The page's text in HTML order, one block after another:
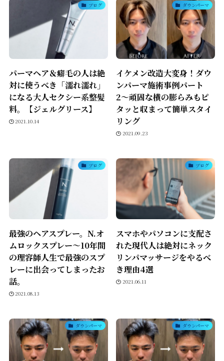
ブログ
パーマヘア＆癖毛の人は絶
対に使うべき「濡れ濡れ」
になる大人セクシー系整髪
料。【ジェルグリース】
2021.10.14
ダウンパーマ
イケメン改造大変身！ダウ
ンパーマ施術事例パート
2〜頑固な横の膨らみもピ
タッと収まって簡単スタイ
リング
2021.09.23
ブログ
最強のヘアスプレー。N.オ
ムロックスプレー〜10年間
の理容師人生で最強のスプ
レーに出会ってしまったお
話。
2021.08.13
ブログ
スマホやパソコンに支配さ
れた現代人は絶対にネック
リンパマッサージをやるべ
き理由4選
2021.06.11
ダウンパーマ ダウンパーマ